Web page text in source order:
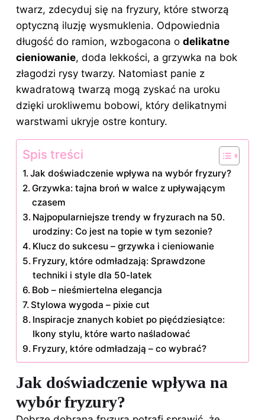
twarz, zdecyduj się na fryzury, które stworzą
optyczną iluzję wysmuklenia. Odpowiednia
długość do ramion, wzbogacona o delikatne
cieniowanie, doda lekkości, a grzywka na bok
złagodzi rysy twarzy. Natomiast panie z
kwadratową twarzą mogą zyskać na uroku
dzięki urokliwemu bobowi, który delikatnymi
warstwami ukryje ostre kontury.
Spis treści
Jak doświadczenie wpływa na wybór fryzury?
Grzywka: tajna broń w walce z upływającym
czasem
Najpopularniejsze trendy w fryzurach na 50.
urodziny: Co jest na topie w tym sezonie?
Klucz do sukcesu – grzywka i cieniowanie
Fryzury, które odmładzają: Sprawdzone
techniki i style dla 50-latek
Bob – nieśmiertelna elegancja
Stylowa wygoda – pixie cut
Inspiracje znanych kobiet po pięćdziesiątce:
Ikony stylu, które warto naśladować
Fryzury, które odmładzają – co wybrać?
Jak doświadczenie wpływa na
wybór fryzury?